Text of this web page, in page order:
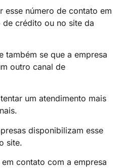
esse número de contato em
crédito ou no site da
também se que a empresa
outro canal de
um atendimento mais
disponibilizam esse
site.
contato com a empresa